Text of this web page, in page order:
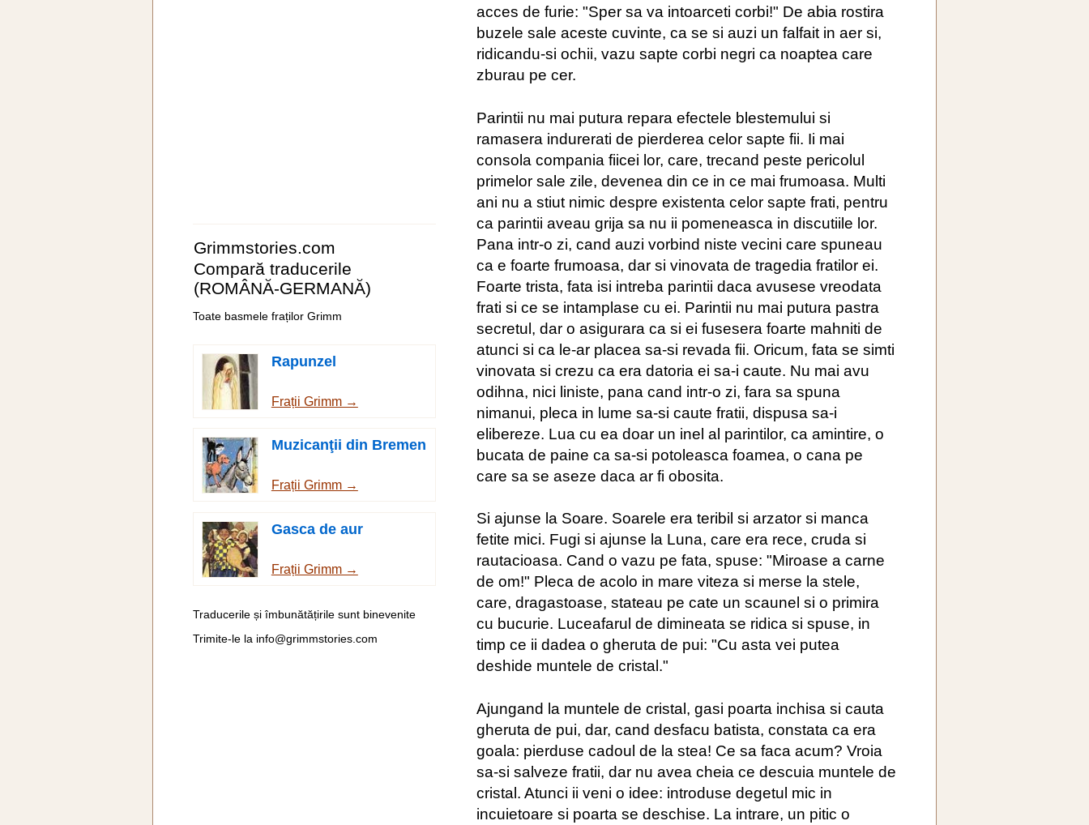
Grimmstories.com
Compară traducerile
(ROMÂNĂ-GERMANĂ)
Toate basmele fraților Grimm
Rapunzel
Frații Grimm →
Muzicanţii din Bremen
Frații Grimm →
Gasca de aur
Frații Grimm →
Traducerile și îmbunătățirile sunt binevenite
Trimite-le la info@grimmstories.com
acces de furie: "Sper sa va intoarceti corbi!" De abia rostira
buzele sale aceste cuvinte, ca se si auzi un falfait in aer si,
ridicandu-si ochii, vazu sapte corbi negri ca noaptea care
zburau pe cer.
Parintii nu mai putura repara efectele blestemului si
ramasera indurerati de pierderea celor sapte fii. Ii mai
consola compania fiicei lor, care, trecand peste pericolul
primelor sale zile, devenea din ce in ce mai frumoasa. Multi
ani nu a stiut nimic despre existenta celor sapte frati, pentru
ca parintii aveau grija sa nu ii pomeneasca in discutiile lor.
Pana intr-o zi, cand auzi vorbind niste vecini care spuneau
ca e foarte frumoasa, dar si vinovata de tragedia fratilor ei.
Foarte trista, fata isi intreba parintii daca avusese vreodata
frati si ce se intamplase cu ei. Parintii nu mai putura pastra
secretul, dar o asigurara ca si ei fusesera foarte mahniti de
atunci si ca le-ar placea sa-si revada fii. Oricum, fata se simti
vinovata si crezu ca era datoria ei sa-i caute. Nu mai avu
odihna, nici liniste, pana cand intr-o zi, fara sa spuna
nimanui, pleca in lume sa-si caute fratii, dispusa sa-i
elibereze. Lua cu ea doar un inel al parintilor, ca amintire, o
bucata de paine ca sa-si potoleasca foamea, o cana pe
care sa se aseze daca ar fi obosita.
Si ajunse la Soare. Soarele era teribil si arzator si manca
fetite mici. Fugi si ajunse la Luna, care era rece, cruda si
rautacioasa. Cand o vazu pe fata, spuse: "Miroase a carne
de om!" Pleca de acolo in mare viteza si merse la stele,
care, dragastoase, stateau pe cate un scaunel si o primira
cu bucurie. Luceafarul de dimineata se ridica si spuse, in
timp ce ii dadea o gheruta de pui: "Cu asta vei putea
deshide muntele de cristal."
Ajungand la muntele de cristal, gasi poarta inchisa si cauta
gheruta de pui, dar, cand desfacu batista, constata ca era
goala: pierduse cadoul de la stea! Ce sa faca acum? Vroia
sa-si salveze fratii, dar nu avea cheia ce descuia muntele de
cristal. Atunci ii veni o idee: introduse degetul mic in
incuietoare si poarta se deschise. La intrare, un pitic o